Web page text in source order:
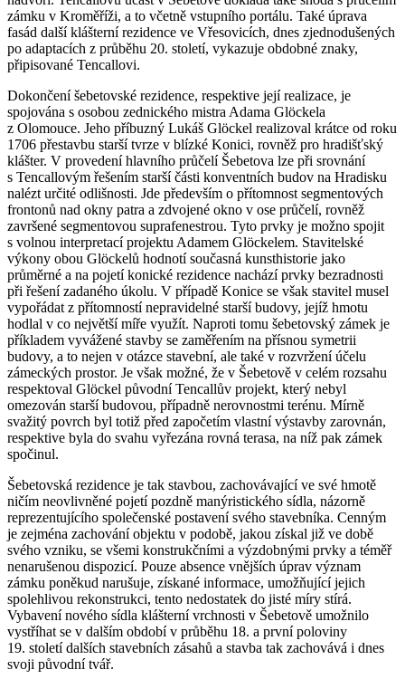
zámku v Kroměříži, a to včetně vstupního portálu. Také úprava
fasád další klášterní rezidence ve Vřesovicích, dnes zjednodušených
po adaptacích z průběhu 20. století, vykazuje obdobné znaky,
připisované Tencallovi.
Dokončení šebetovské rezidence, respektive její realizace, je
spojována s osobou zednického mistra Adama Glöckela
z Olomouce. Jeho příbuzný Lukáš Glöckel realizoval krátce od roku
1706 přestavbu starší tvrze v blízké Konici, rovněž pro hradišťský
klášter. V provedení hlavního průčelí Šebetova lze při srovnání
s Tencallovým řešením starší části konventních budov na Hradisku
nalézt určité odlišnosti. Jde především o přítomnost segmentových
frontonů nad okny patra a zdvojené okno v ose průčelí, rovněž
završené segmentovou suprafenestrou. Tyto prvky je možno spojit
s volnou interpretací projektu Adamem Glöckelem. Stavitelské
výkony obou Glöckelů hodnotí současná kunsthistorie jako
průměrné a na pojetí konické rezidence nachází prvky bezradnosti
při řešení zadaného úkolu. V případě Konice se však stavitel musel
vypořádat z přítomností nepravidelné starší budovy, jejíž hmotu
hodlal v co největší míře využít. Naproti tomu šebetovský zámek je
příkladem vyvážené stavby se zaměřením na přísnou symetrii
budovy, a to nejen v otázce stavební, ale také v rozvržení účelu
zámeckých prostor. Je však možné, že v Šebetově v celém rozsahu
respektoval Glöckel původní Tencallův projekt, který nebyl
omezován starší budovou, případně nerovnostmi terénu. Mírně
svažitý povrch byl totiž před započetím vlastní výstavby zarovnán,
respektive byla do svahu vyřezána rovná terasa, na níž pak zámek
spočinul.
Šebetovská rezidence je tak stavbou, zachovávající ve své hmotě
ničím neovlivněné pojetí pozdně manýristického sídla, názorně
reprezentujícího společenské postavení svého stavebníka. Cenným
je zejména zachování objektu v podobě, jakou získal již ve době
svého vzniku, se všemi konstrukčními a výzdobnými prvky a téměř
nenarušenou dispozicí. Pouze absence vnějších úprav význam
zámku poněkud narušuje, získané informace, umožňující jejich
spolehlivou rekonstrukci, tento nedostatek do jisté míry stírá.
Vybavení nového sídla klášterní vrchnosti v Šebetově umožnilo
vystříhat se v dalším období v průběhu 18. a první poloviny
19. století dalších stavebních zásahů a stavba tak zachovává i dnes
svoji původní tvář.